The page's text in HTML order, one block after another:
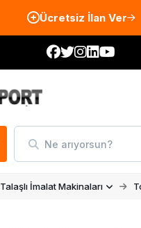
Ücretsiz İlan Ver
Ne arıyorsun?
Talaşlı İmalat Makinaları